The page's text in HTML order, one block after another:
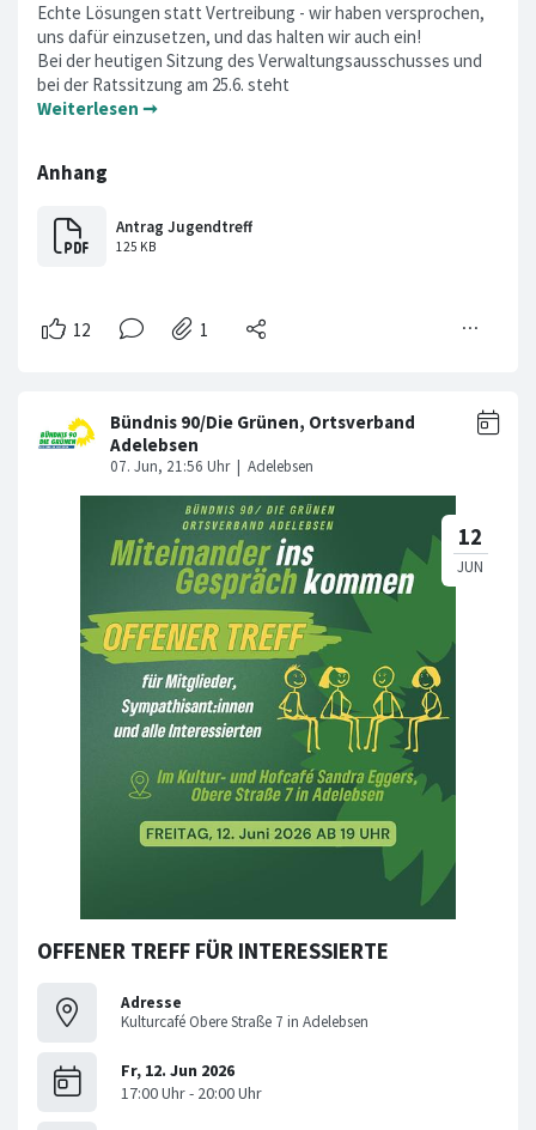
Echte Lösungen statt Vertreibung - wir haben versprochen,
uns dafür einzusetzen, und das halten wir auch ein!
Bei der heutigen Sitzung des Verwaltungsausschusses und
bei der Ratssitzung am 25.6. steht
Weiterlesen ➞
OFFENER TREFF FÜR INTERESSIERTE
Adresse
Kulturcafé Obere Straße 7 in Adelebsen